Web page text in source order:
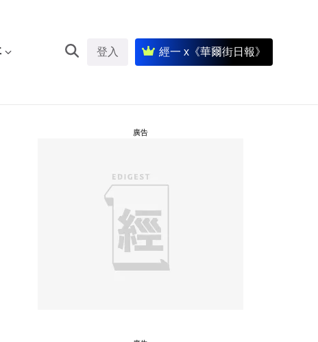
登入 經一 x《華爾街日報》
廣告